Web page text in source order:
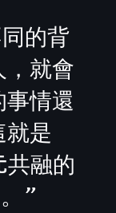
的背
，就會
情還
就是
融的
”